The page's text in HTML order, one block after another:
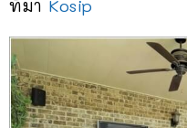
ที่มา Kosip